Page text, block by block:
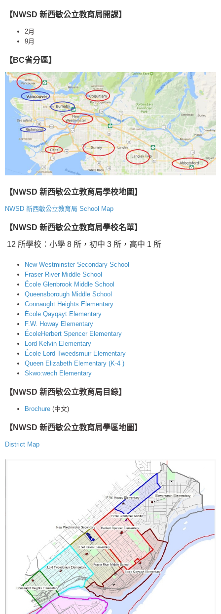
【NWSD 新西敏公立教育局開課】
2月
9月
【BC省分區】
【NWSD 新西敏公立教育局學校地圖】
NWSD 新西敏公立教育局 School Map
【NWSD 新西敏公立教育局學校名單】
12 所學校：小學 8 所，初中 3 所，高中 1 所
New Westminster Secondary School
Fraser River Middle School
École Glenbrook Middle School
Queensborough Middle School
Connaught Heights Elementary
École Qayqayt Elementary
F.W. Howay Elementary
ÉcoleHerbert Spencer Elementary
Lord Kelvin Elementary
École Lord Tweedsmuir Elementary
Queen Elizabeth Elementary (K-4 )
Skwo:wech Elementary
【NWSD 新西敏公立教育局目錄】
Brochure (中文)
【NWSD 新西敏公立教育局學區地圖】
District Map